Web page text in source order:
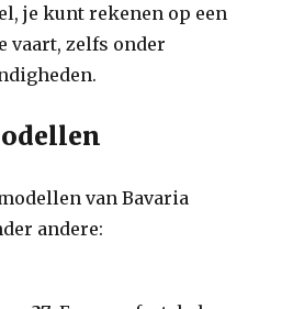
je kunt rekenen op een
vaart, zelfs onder
van Bavaria
andere: